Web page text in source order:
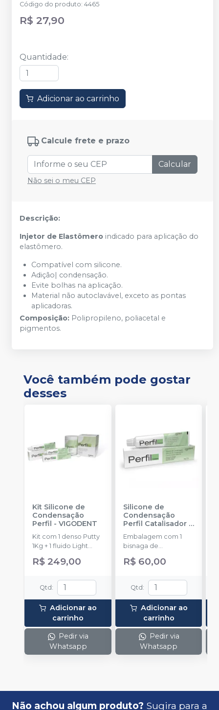
Código do produto: 4465
R$ 27,90
Quantidade:
Adicionar ao carrinho
Calcule frete e prazo
Calcular
Não sei o meu CEP
Descrição:
Injetor de Elastômero indicado para aplicação do
elastômero.
Compatível com silicone.
Adição| condensação.
Evite bolhas na aplicação.
Material não autoclavável, exceto as pontas
aplicadoras.
Composição: Polipropileno, poliacetal e
pigmentos.
Você também pode gostar
desses
Kit Silicone de
Condensação
Perfil -VIGODENT
Kit com 1 denso Putty
1Kg + 1 fluido Light
catalisador 60ml.
R$ 249,00
Qtd :
Adicionar ao
carrinho
Pedir via
Whatsapp
Silicone de
Condensação
Perfil Catalisador-
VIGODENT
Embalagem com 1
bisnaga de
R$ 60,00
Qtd :
Adicionar ao
carrinho
Pedir via
Whatsapp
Não achou algum produto? Sugira para a